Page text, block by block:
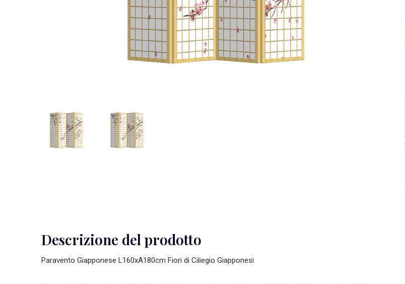
Descrizione del prodotto
Paravento Giapponese L160xA180cm Fiori di Ciliegio Giapponesi